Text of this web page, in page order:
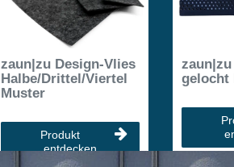
zaun|zu Design-Vlies
Halbe/Drittel/Viertel
Muster
Produkt
entdecken
gelocht